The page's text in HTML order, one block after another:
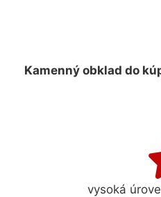
Kamenný obklad do
vysoká